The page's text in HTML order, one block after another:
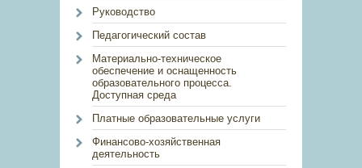
Руководство
Педагогический состав
Материально-техническое
обеспечение и оснащенность
образовательного процесса.
Доступная среда
Платные образовательные услуги
Финансово-хозяйственная
деятельность